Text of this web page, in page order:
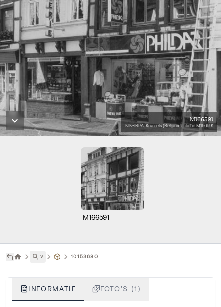
M166591
KIK-IRPA, Brussels (Belgium), cliché M166591
M166591
˅ 10153680
INFORMATIE FOTO'S (1)